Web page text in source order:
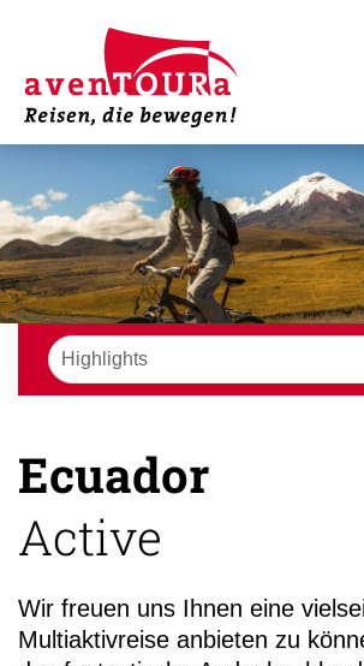
Ecuador
Active
Wir freuen uns Ihnen eine
Multiaktivreise anbieten zu